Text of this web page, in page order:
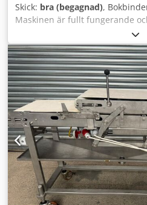
Skick: bra (begagnad),
Maskinen är fullt fungerande
Dsdpfx Aozdatqoicekr
tons tryck